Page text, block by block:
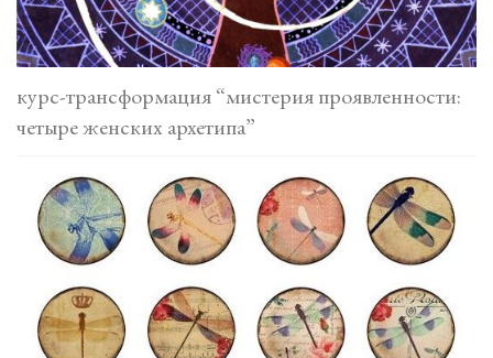
курс-трансформация “мистерия проявленности:
четыре женских архетипа”